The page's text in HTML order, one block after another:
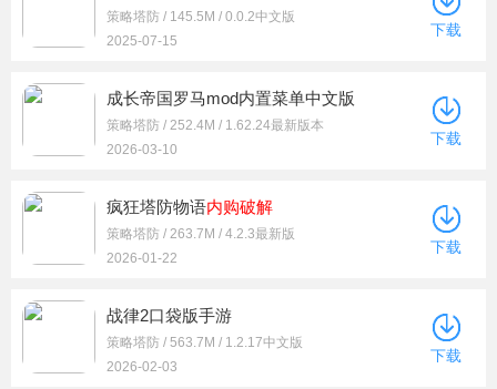
策略塔防 / 145.5M / 0.0.2中文版
2025-07-15
下载
成长帝国罗马mod内置菜单中文版
策略塔防 / 252.4M / 1.62.24最新版本
2026-03-10
下载
疯狂塔防物语内购破解
策略塔防 / 263.7M / 4.2.3最新版
2026-01-22
下载
战律2口袋版手游
策略塔防 / 563.7M / 1.2.17中文版
2026-02-03
下载